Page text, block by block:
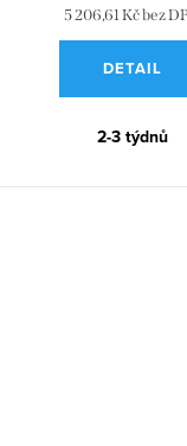
5 206,61 Kč bez
DETAIL
2-3 týdnů